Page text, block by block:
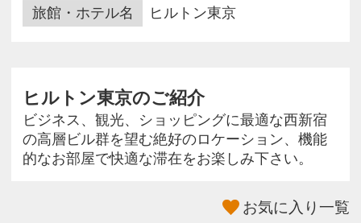
旅館・ホテル名
ヒルトン東京
ヒルトン東京のご紹介
ビジネス、観光、ショッピングに最適な西新宿
の高層ビル群を望む絶好のロケーション、機能
的なお部屋で快適な滞在をお楽しみ下さい。
お気に入り一覧